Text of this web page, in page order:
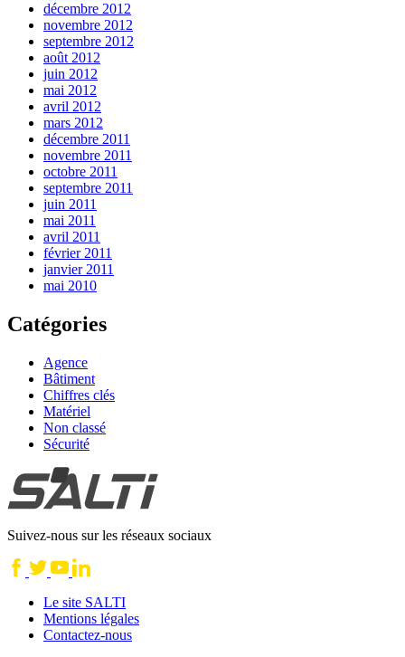
décembre 2012
novembre 2012
septembre 2012
août 2012
juin 2012
mai 2012
avril 2012
mars 2012
décembre 2011
novembre 2011
octobre 2011
septembre 2011
juin 2011
mai 2011
avril 2011
février 2011
janvier 2011
mai 2010
Catégories
Agence
Bâtiment
Chiffres clés
Matériel
Non classé
Sécurité
Suivez-nous sur les réseaux sociaux
Le site SALTI
Mentions légales
Contactez-nous